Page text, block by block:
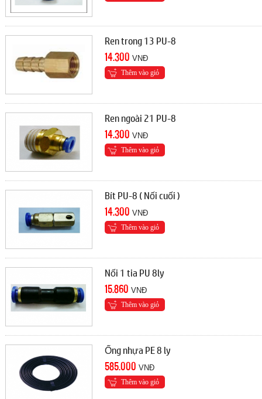
Ren trong 13 PU-8
14.300 VNÐ
Thêm vào giỏ
Ren ngoài 21 PU-8
14.300 VNÐ
Thêm vào giỏ
Bít PU-8 ( Nối cuối )
14.300 VNÐ
Thêm vào giỏ
Nối 1 tia PU 8ly
15.860 VNÐ
Thêm vào giỏ
Ống nhựa PE 8 ly
585.000 VNÐ
Thêm vào giỏ